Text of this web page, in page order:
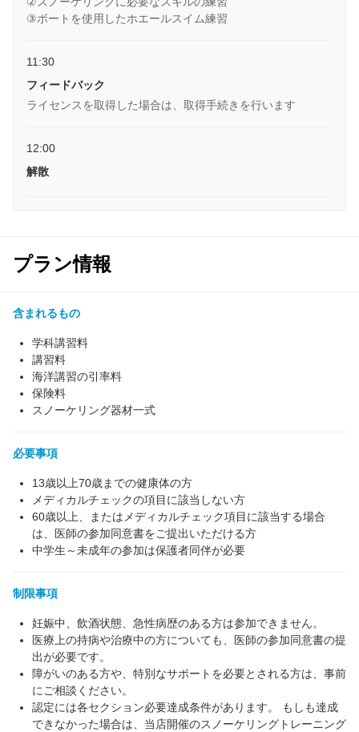
​③ボートを使用したホエールスイム練習
11:30
フィードバック
ライセンスを取得した場合は、取得手続きを行います
12:00
解散
プラン情報
含まれるもの
学科講習料
講習料
海洋講習の引率料
保険料
スノーケリング器材一式
必要事項
13歳以上70歳までの健康体の方
メディカルチェックの項目に該当しない方
60歳以上、またはメディカルチェック項目に該当する場合
は、医師の参加同意書をご提出いただける方
中学生～未成年の参加は保護者同伴が必要
制限事項
妊娠中、飲酒状態、急性病歴のある方は参加できません。
医療上の持病や治療中の方についても、医師の参加同意書の提
出が必要です。
障がいのある方や、特別なサポートを必要とされる方は、事前
にご相談ください。
認定には各セクション必要達成条件があります。 もしも達成
できなかった場合は、当店開催のスノーケリングトレーニング